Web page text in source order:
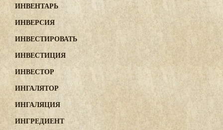
ИНВЕНТАРЬ
ИНВЕРСИЯ
ИНВЕСТИРОВАТЬ
ИНВЕСТИЦИЯ
ИНВЕСТОР
ИНГАЛЯТОР
ИНГАЛЯЦИЯ
ИНГРЕДИЕНТ